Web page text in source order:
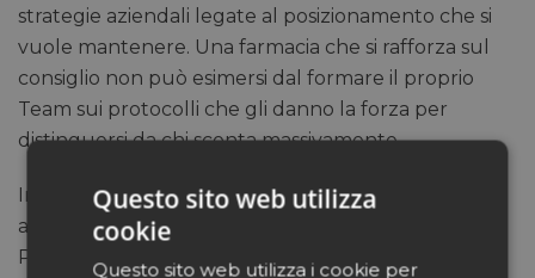
strategie aziendali legate al posizionamento che si
vuole mantenere. Una farmacia che si rafforza sul
consiglio non può esimersi dal formare il proprio
Team sui protocolli che gli danno la forza per
distinguersi da chi sconta massivamente.
Infine ritengo ci sia anche un “additivo magico” che,
a detta dei migliori chef, esalta qualsiasi ricetta: la
Passione. Si proprio la Passione, che in farmacia
Questo sito web utilizza
cookie
Questo sito web utilizza i cookie per